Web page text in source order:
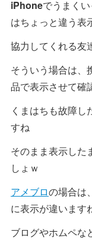
iPhoneでうまく
はちょっと違う表
協力してくれる友
そういう場合は、
品で表示させて確
くまはちも故障し
すね
そのまま表示した
しょｗ
アメブロの場合は
に表示が違います
ブログやホムペな